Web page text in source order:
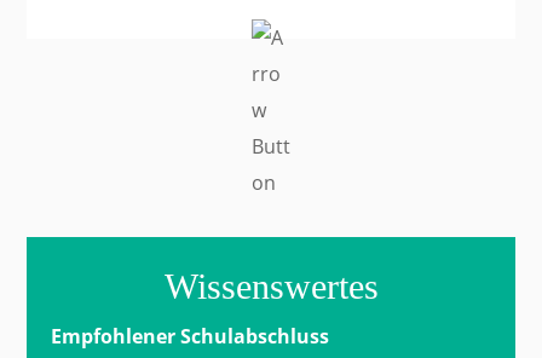
Wissenswertes
Empfohlener Schulabschluss